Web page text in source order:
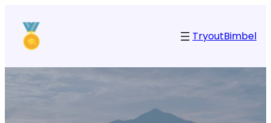
TryoutBimbel